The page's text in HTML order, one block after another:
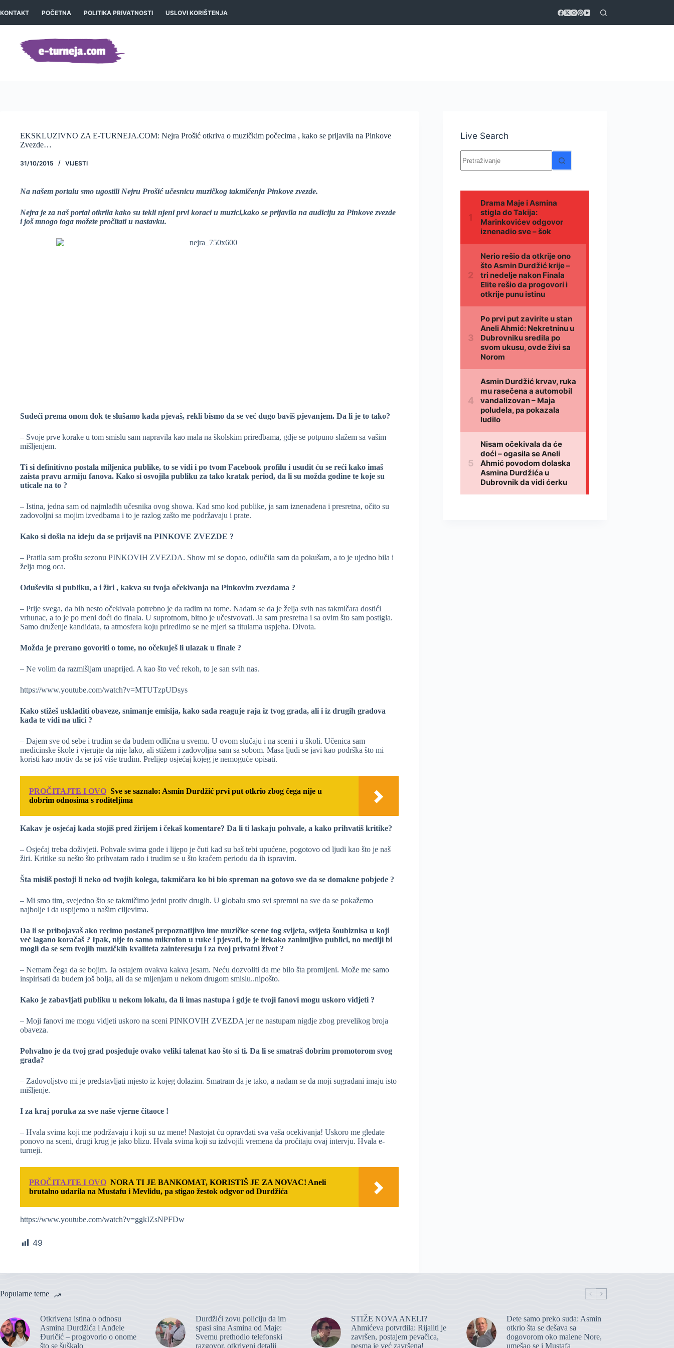
na
KONTAKT POČETNA POLITIKA PRIVATNOSTI USLOVI KORIŠTENJA
EKSKLUZIVNO ZA E-TURNEJA.COM: Nejra Prošić otkriva o muzičkim počecima , kako se prijavila na Pinkove
Zvezde…
31/10/2015 VIJESTI
Na našem portalu smo ugostili Nejru Prošić učesnicu muzičkog takmičenja Pinkove zvezde.
Nejra je za naš portal otkrila kako su tekli njeni prvi koraci u muzici,kako se prijavila na audiciju za Pinkove zvezde
i još mnogo toga možete pročitati u nastavku.
Sudeći prema onom dok te slušamo kada pjevaš, rekli bismo da se već dugo baviš pjevanjem. Da li je to tako?
– Svoje prve korake u tom smislu sam napravila kao mala na školskim priredbama, gdje se potpuno slažem sa vašim
mišljenjem.
Ti si definitivno postala miljenica publike, to se vidi i po tvom Facebook profilu i usudit ću se reći kako imaš
zaista pravu armiju fanova. Kako si osvojila publiku za tako kratak period, da li su možda godine te koje su
uticale na to ?
– Istina, jedna sam od najmlađih učesnika ovog showa. Kad smo kod publike, ja sam iznenađena i presretna, očito su
zadovoljni sa mojim izvedbama i to je razlog zašto me podržavaju i prate.
Kako si došla na ideju da se prijaviš na PINKOVE ZVEZDE ?
– Pratila sam prošlu sezonu PINKOVIH ZVEZDA. Show mi se dopao, odlučila sam da pokušam, a to je ujedno bila i
želja mog oca.
Oduševila si publiku, a i žiri , kakva su tvoja očekivanja na Pinkovim zvezdama ?
– Prije svega, da bih nesto očekivala potrebno je da radim na tome. Nadam se da je želja svih nas takmičara dostići
vrhunac, a to je po meni doći do finala. U suprotnom, bitno je učestvovati. Ja sam presretna i sa ovim što sam postigla.
Samo druženje kandidata, ta atmosfera koju priredimo se ne mjeri sa titulama uspjeha. Divota.
Možda je prerano govoriti o tome, no očekuješ li ulazak u finale ?
– Ne volim da razmišljam unaprijed. A kao što već rekoh, to je san svih nas.
https://www.youtube.com/watch?v=MTUTzpUDsys
Kako stižeš uskladiti obaveze, snimanje emisija, kako sada reaguje raja iz tvog grada, ali i iz drugih gradova
kada te vidi na ulici ?
– Dajem sve od sebe i trudim se da budem odlična u svemu. U ovom slučaju i na sceni i u školi. Učenica sam
medicinske škole i vjerujte da nije lako, ali stižem i zadovoljna sam sa sobom. Masa ljudi se javi kao podrška što mi
koristi kao motiv da se još više trudim. Prelijep osjećaj kojeg je nemoguće opisati.
PROČITAJTE I OVO Sve se saznalo: Asmin Durdžić prvi put otkrio zbog čega nije u
dobrim odnosima s roditeljima
Kakav je osjećaj kada stojiš pred žirijem i čekaš komentare? Da li ti laskaju pohvale, a kako prihvatiš kritike?
– Osjećaj treba doživjeti. Pohvale svima gode i lijepo je čuti kad su baš tebi upućene, pogotovo od ljudi kao što je naš
žiri. Kritike su nešto što prihvatam rado i trudim se u što kraćem periodu da ih ispravim.
Šta misliš postoji li neko od tvojih kolega, takmičara ko bi bio spreman na gotovo sve da se domakne pobjede ?
– Mi smo tim, svejedno što se takmičimo jedni protiv drugih. U globalu smo svi spremni na sve da se pokažemo
najbolje i da uspijemo u našim ciljevima.
Da li se pribojavaš ako recimo postaneš prepoznatljivo ime muzičke scene tog svijeta, svijeta šoubiznisa u koji
već lagano koračaš ? Ipak, nije to samo mikrofon u ruke i pjevati, to je itekako zanimljivo publici, no mediji bi
mogli da se sem tvojih muzičkih kvaliteta zainteresuju i za tvoj privatni život ?
– Nemam čega da se bojim. Ja ostajem ovakva kakva jesam. Neću dozvoliti da me bilo šta promijeni. Može me samo
inspirisati da budem još bolja, ali da se mijenjam u nekom drugom smislu..nipošto.
Kako je zabavljati publiku u nekom lokalu, da li imas nastupa i gdje te tvoji fanovi mogu uskoro vidjeti ?
– Moji fanovi me mogu vidjeti uskoro na sceni PINKOVIH ZVEZDA jer ne nastupam nigdje zbog prevelikog broja
obaveza.
Pohvalno je da tvoj grad posjeduje ovako veliki talenat kao što si ti. Da li se smatraš dobrim promotorom svog
grada?
– Zadovoljstvo mi je predstavljati mjesto iz kojeg dolazim. Smatram da je tako, a nadam se da moji sugrađani imaju isto
mišljenje.
I za kraj poruka za sve naše vjerne čitaoce !
– Hvala svima koji me podržavaju i koji su uz mene! Nastojat ću opravdati sva vaša ocekivanja! Uskoro me gledate
ponovo na sceni, drugi krug je jako blizu. Hvala svima koji su izdvojili vremena da pročitaju ovaj intervju. Hvala e-
turneji.
PROČITAJTE I OVO NORA TI JE BANKOMAT, KORISTIŠ JE ZA NOVAC! Aneli
brutalno udarila na Mustafu i Mevlidu, pa stigao žestok odgvor od Durdžića
https://www.youtube.com/watch?v=ggkIZsNPFDw
49
Live Search
Nema
rezultata.
Popularne teme
Otkrivena istina o odnosu
Asmina Durdžića i Anđele
Đuričić – progovorio o onome
što se šuškalo
Durdžići zovu policiju da im
spasi sina Asmina od Maje:
Svemu prethodio telefonski
razgovor, otkriveni detalji
STIŽE NOVA ANELI?
Ahmićeva potvrdila: Rijaliti je
završen, postajem pevačica,
pesma je već završena!
Dete samo preko suda: Asmin
otkrio šta se dešava sa
dogovorom oko malene Nore,
umešao se i Mustafa